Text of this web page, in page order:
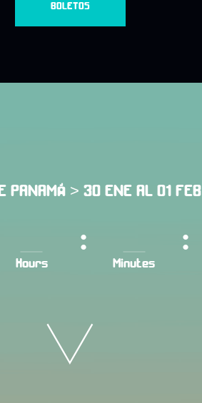
BOLETOS
PANAMÁ > 30 ENE AL 01 FEB
Hours
:
Minutes
: